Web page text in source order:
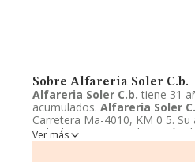
Sobre Alfareria Soler C.b.
Alfareria Soler C.b. tiene 31
acumulados. Alfareria Soler
Carretera Ma-4010, KM 0 5. Su
incluida en 2332 - Fabricación
productos de tierras cocidas
Ver más